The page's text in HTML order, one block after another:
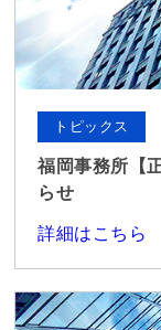
トピックス
福岡事務所【
らせ
詳細はこちら